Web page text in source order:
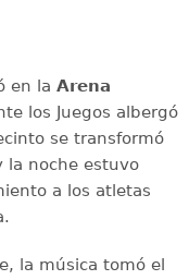
en la Arena
los Juegos albergó
se transformó
la noche estuvo
a los atletas
la música tomó el